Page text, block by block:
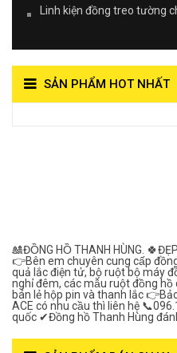
Linh kiện đồng treo tường
SẢN PHẨM HOT NHẤT
🎎ĐỒNG HỒ THANH HÙNG.
👉Bên em chuyên cung cấp
quả lắc điện tử, bộ ruột bộ máy
nghỉ đêm, các mẫu ruột đồng hồ
bán lẻ hộp pin và thanh lắc
ACE có nhu cầu thì liên hệ
quốc ✔Đồng hồ Thanh Hùng